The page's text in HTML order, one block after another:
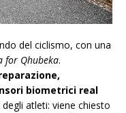
del ciclismo, con una
for Qhubeka.
biometrici real
atleti: viene chiesto